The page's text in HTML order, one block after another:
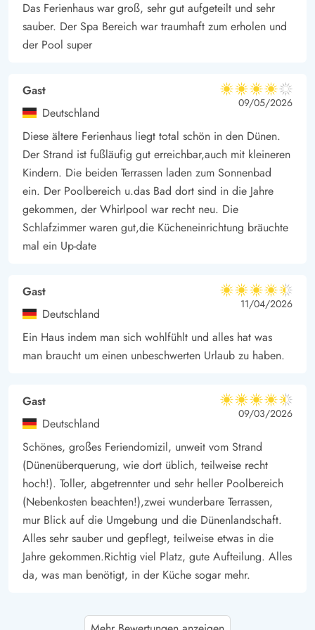
zurücklehnen, während die Kleinen im Sandkasten spielen oder
eine Runde schaukeln. In wenigen Autominuten erreicht ihr den
Das Ferienhaus verfügt auch über einen Grill, auf dem ihr viele
leckere Mahlzeiten zubereiten und ein Kaltgetränk genießen
könnt, während ihr es euch auf den Gartenmöbeln oder im
Liegestuhl bequem macht und die warmen Sonnenstrahlen
aufsaugt.
Empfehlenswert ist auch ein Besuch des Fischerortes Hvide
Sande oder der charmanten Marktstadt Ringkøbing, die nicht
weit vom Ferienhaus entfernt sind. In Ringkøbing findet ihr eine
gemütliche Fußgängerzone mit vielen schönen Geschäften.
Das Ferienhaus war groß, sehr gut aufgeteilt und sehr
sauber. Der Spa Bereich war traumhaft zum erholen und
der Pool super
Gast
Deutschland
4 von 5
4 von 5
4 out of 5
09/05/2026
Diese ältere Ferienhaus liegt total schön in den Dünen.
Der Strand ist fußläufig gut erreichbar,auch mit kleineren
Kindern. Die beiden Terrassen laden zum Sonnenbad
ein. Der Poolbereich u.das Bad dort sind in die Jahre
gekommen, der Whirlpool war recht neu. Die
Schlafzimmer waren gut,die Kücheneinrichtung bräuchte
mal ein Up-date
Gast
Deutschland
4.5 von 5
4.5 von 5
4.5 out of 5
11/04/2026
Ein Haus indem man sich wohlfühlt und alles hat was
man braucht um einen unbeschwerten Urlaub zu haben.
Gast
Deutschland
4.5 von 5
4.5 von 5
4.5 out of 5
09/03/2026
Schönes, großes Feriendomizil, unweit vom Strand
(Dünenüberquerung, wie dort üblich, teilweise recht
hoch!). Toller, abgetrennter und sehr heller Poolbereich
(Nebenkosten beachten!),zwei wunderbare Terrassen,
mur Blick auf die Umgebung und die Dünenlandschaft.
Alles sehr sauber und gepflegt, teilweise etwas in die
Jahre gekommen.Richtig viel Platz, gute Aufteilung. Alles
da, was man benötigt, in der Küche sogar mehr.